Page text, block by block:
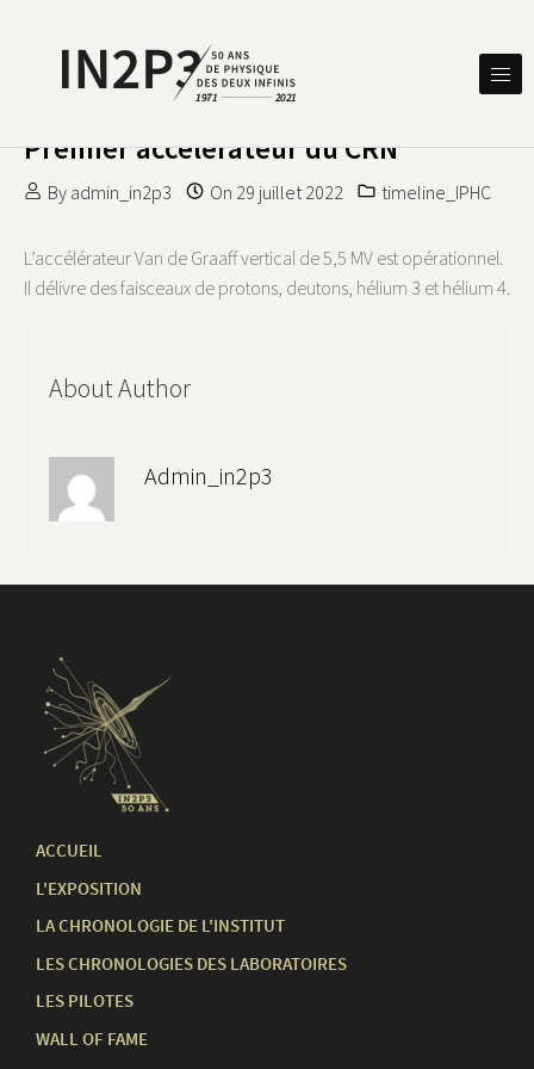
IN2P3 50 ANS DE PHYSIQUE
Premier accélérateur du CRN
By admin_in2p3 On 29 juillet 2022 timeline_IPHC
L’accélérateur Van de Graaff vertical de 5,5 MV est opérationnel.
Il délivre des faisceaux de protons, deutons, hélium 3 et hélium 4.
About Author
Admin_in2p3
ACCUEIL
L'EXPOSITION
LA CHRONOLOGIE DE L'INSTITUT
LES CHRONOLOGIES DES LABORATOIRES
LES PILOTES
WALL OF FAME